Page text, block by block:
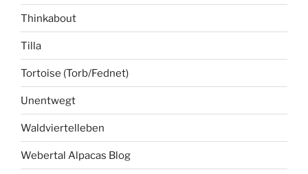
Thinkabout
Tilla
Tortoise (Torb/Fednet)
Unentwegt
Waldviertelleben
Webertal Alpacas Blog